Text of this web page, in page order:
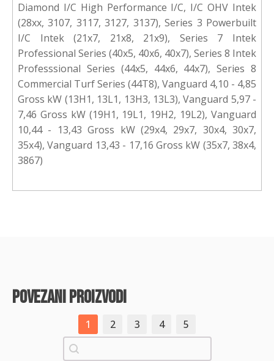
Diamond I/C High Performance I/C, I/C OHV Intek
(28xx, 3107, 3117, 3127, 3137), Series 3 Powerbuilt
I/C Intek (21x7, 21x8, 21x9), Series 7 Intek
Professional Series (40x5, 40x6, 40x7), Series 8 Intek
Professsional Series (44x5, 44x6, 44x7), Series 8
Commercial Turf Series (44T8), Vanguard 4,10 - 4,85
Gross kW (13H1, 13L1, 13H3, 13L3), Vanguard 5,97 -
7,46 Gross kW (19H1, 19L1, 19H2, 19L2), Vanguard
10,44 - 13,43 Gross kW (29x4, 29x7, 30x4, 30x7,
35x4), Vanguard 13,43 - 17,16 Gross kW (35x7, 38x4,
3867)
povezani proizvodi
1 2 3 4
5
Pretraži